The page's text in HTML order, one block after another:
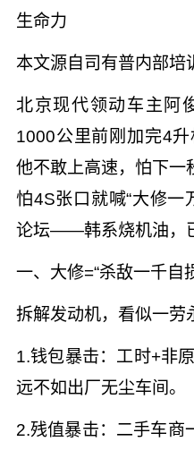
生命力
本文源自司有普内部培
北京现代领动车主阿
1000公里前刚加完4升
他不敢上高速，怕下一
怕4S张口就喊“大修一
论坛——韩系烧机油，
一、大修=“杀敌一千自
拆解发动机，看似一劳
1.钱包暴击：工时+非
远不如出厂无尘车间。
2.残值暴击：二手车商